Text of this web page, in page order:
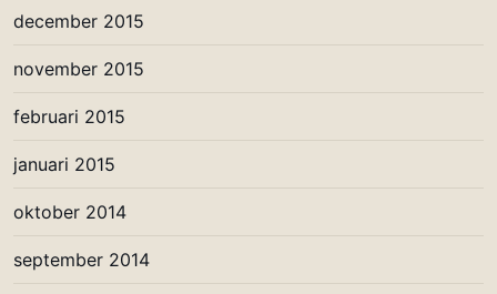
december 2015
november 2015
februari 2015
januari 2015
oktober 2014
september 2014